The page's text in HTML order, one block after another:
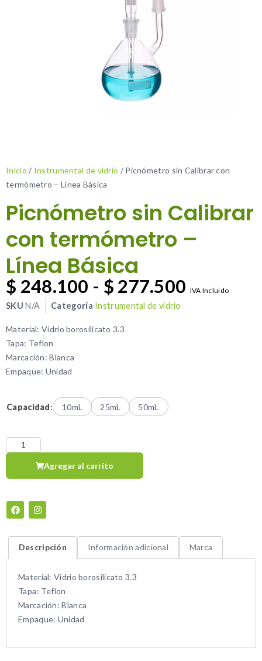
Inicio / Instrumental de vidrio / Picnómetro sin Calibrar con
termómetro – Línea Básica
Picnómetro sin Calibrar
con termómetro –
Línea Básica
$ 248.100 - $ 277.500 IVA Incluido
SKUN/A Categoría Instrumental de vidrio
Material: Vidrio borosilicato 3.3
Tapa: Teflon
Marcación: Blanca
Empaque: Unidad
Capacidad: 10mL 25mL 50mL
Agregar al carrito
Descripción Información adicional Marca
Material: Vidrio borosilicato 3.3
Tapa: Teflon
Marcación: Blanca
Empaque: Unidad